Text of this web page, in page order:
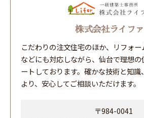
株式会社ライフ
こだわりの注文住宅のほか、リフォ
などにも対応しながら、仙台で理想
ートしております。確かな技術と知
より、安心してご相談いただけます。
〒984-0041